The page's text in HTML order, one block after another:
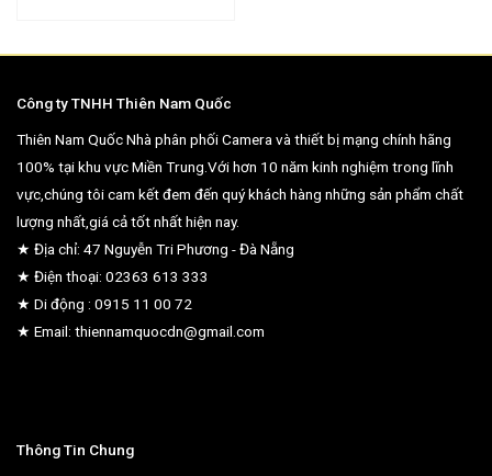
Công ty TNHH Thiên Nam Quốc
Thiên Nam Quốc Nhà phân phối Camera và thiết bị mạng chính hãng
100% tại khu vực Miền Trung.Với hơn 10 năm kinh nghiệm trong lĩnh
vực,chúng tôi cam kết đem đến quý khách hàng những sản phẩm chất
lượng nhất,giá cả tốt nhất hiện nay.
★ Địa chỉ: 47 Nguyễn Tri Phương - Đà Nẵng
★ Điện thoại: 02363 613 333
★ Di động : 0915 11 00 72
★ Email: thiennamquocdn@gmail.com
Thông Tin Chung